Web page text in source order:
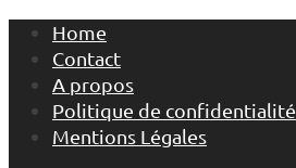
Skip
content
Home
Contact
A propos
Politique de confidentialité
Mentions Légales